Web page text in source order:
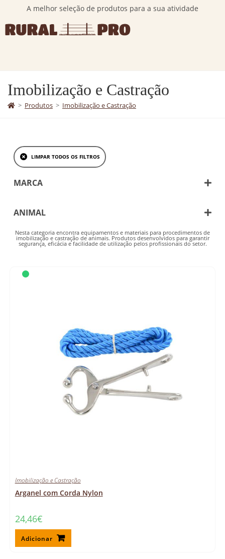
A melhor seleção de produtos para a sua atividade
Imobilização e Castração
> Produtos > Imobilização e Castração
LIMPAR TODOS OS FILTROS
MARCA
ANIMAL
Ovinos
Nesta categoria encontra equipamentos e materiais para procedimentos de
imobilização e castração de animais. Produtos desenvolvidos para garantir
segurança, eficácia e facilidade de utilização pelos profissionais do setor.
Imobilização e Castração
Arganel com Corda Nylon
24,46€
Adicionar